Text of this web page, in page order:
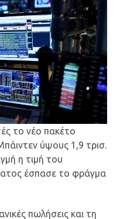
το νέο πακέτο
ύψους 1,9 τρισ.
η τιμή του
έσπασε το φράγμα
πωλήσεις και τη